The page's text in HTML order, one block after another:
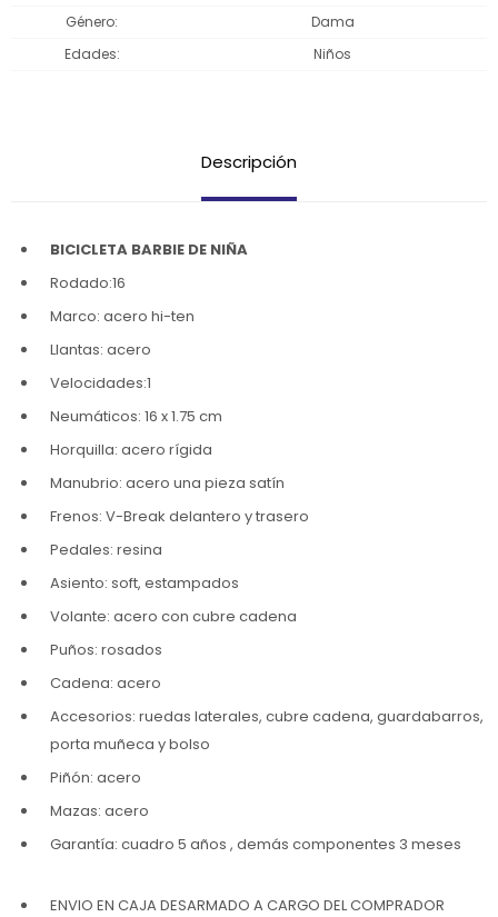
Género
Dama
Edades
Niños
Descripción
BICICLETA BARBIE DE NIÑA
Rodado:16
Marco: acero hi-ten
Llantas: acero
Velocidades:1
Neumáticos: 16 x 1.75 cm
Horquilla: acero rígida
Manubrio: acero una pieza satín
Frenos: V-Break delantero y trasero
Pedales: resina
Asiento: soft, estampados
Volante: acero con cubre cadena
Puños: rosados
Cadena: acero
Accesorios: ruedas laterales, cubre cadena, guardabarros,
porta muñeca y bolso
Piñón: acero
Mazas: acero
Garantía: cuadro 5 años , demás componentes 3 meses
ENVIO EN CAJA DESARMADO A CARGO DEL COMPRADOR